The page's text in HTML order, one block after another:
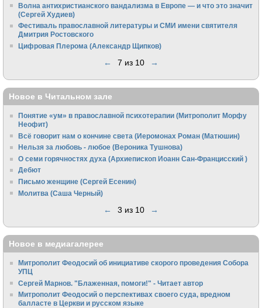
Волна антихристианского вандализма в Европе — и что это значит
(Сергей Худиев)
Фестиваль православной литературы и СМИ имени святителя
Дмитрия Ростовского
Цифровая Плерома (Александр Щипков)
← 7 из 10 →
Новое в Читальном зале
Понятие «ум» в православной психотерапии (Митрополит Морфу
Неофит)
Всё говорит нам о кончине света (Иеромонах Роман (Матюшин)
Нельзя за любовь - любое (Вероника Тушнова)
О семи горячностях духа (Архиепископ Иоанн Сан-Францисский )
Дебют
Письмо женщине (Сергей Есенин)
Молитва (Саша Черный)
← 3 из 10 →
Новое в медиагалерее
Митрополит Феодосий об инициативе скорого проведения Собора
УПЦ
Сергей Марнов. "Блаженная, помоги!" - Читает автор
Митрополит Феодосий о перспективах своего суда, вредном
балласте в Церкви и русском языке